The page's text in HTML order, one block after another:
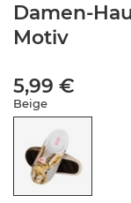
Damen-
Motiv
5,99 €
Beige